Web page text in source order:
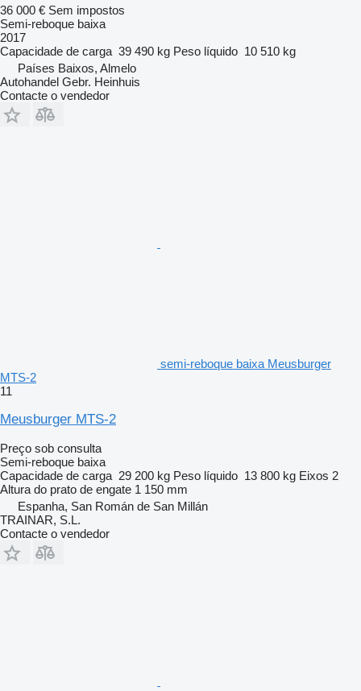
36 000 € Sem impostos
Semi-reboque baixa
2017
Capacidade de carga 39 490 kg Peso líquido 10 510 kg
Países Baixos, Almelo
Autohandel Gebr. Heinhuis
Contacte o vendedor
semi-reboque baixa Meusburger
MTS-2
11
Meusburger MTS-2
Preço sob consulta
Semi-reboque baixa
Capacidade de carga 29 200 kg Peso líquido 13 800 kg Eixos 2
Altura do prato de engate 1 150 mm
Espanha, San Román de San Millán
TRAINAR, S.L.
Contacte o vendedor